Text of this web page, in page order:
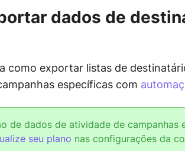
dados de
como exportar listas de
específicas com
de dados de atividade de campanhas
seu plano nas configurações da